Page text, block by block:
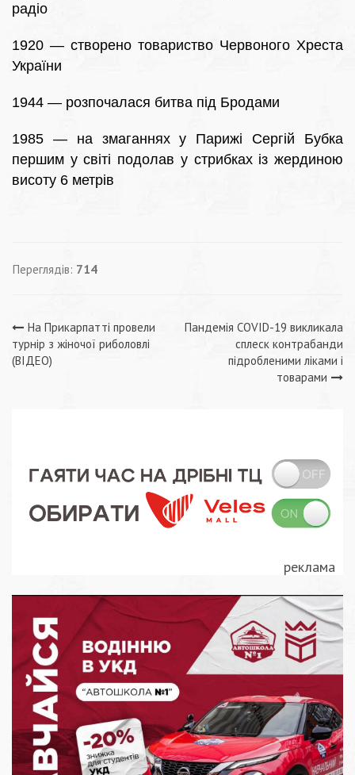
радіо
1920 — створено товариство Червоного Хреста
України
1944 — розпочалася битва під Бродами
1985 — на змаганнях у Парижі Сергій Бубка
першим у світі подолав у стрибках із жердиною
висоту 6 метрів
Переглядів: 714
Навігація
записів
На Прикарпатті провели
турнір з жіночої риболовлі
(ВІДЕО)
Пандемія COVID-19 викликала
сплеск контрабанди
підробленими ліками і
товарами